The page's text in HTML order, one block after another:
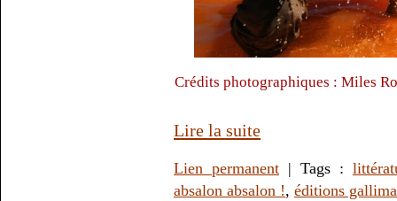
Crédits photographiques : Miles
Lire la suite
Lien permanent | Tags :
absalon absalon !, éditions